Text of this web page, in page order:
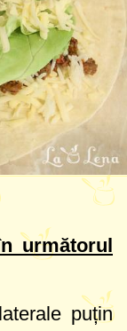
următorul
puțin